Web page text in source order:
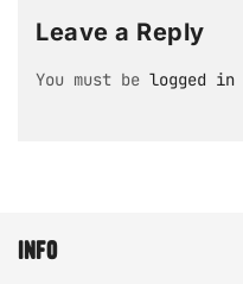
Leave a Reply
You must be logged in
info